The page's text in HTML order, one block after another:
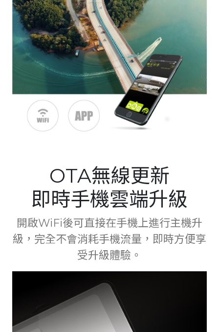
OTA無線更新
即時手機雲端升級
開啟WiFi後可直接在手機上進行主機升
級，完全不會消耗手機流量，即時方便享
受升級體驗。